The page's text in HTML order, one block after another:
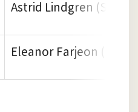
Astrid Lindgren
Eleanor Farjeon (UK)